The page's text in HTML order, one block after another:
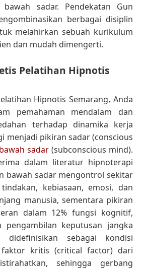
sadar. Pendekatan Gun
berbagai disiplin
melahirkan sebuah kurikulum
dan mudah dimengerti.
Pelatihan Hipnotis
Hipnotis Semarang, Anda
pemahaman mendalam dan
terhadap dinamika kerja
menjadi pikiran sadar (conscious
sadar(subconscious mind).
dalam literatur hipnoterapi
bawah sadar mengontrol sekitar
kebiasaan, emosi, dan
manusia, sementara pikiran
dalam 12% fungsi kognitif,
keputusan jangka
didefinisikan sebagai kondisi
kritis (critical factor) dari
sehingga gerbang